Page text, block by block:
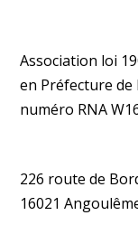
Association loi
en Préfecture de
numéro RNA
226 route de
16021